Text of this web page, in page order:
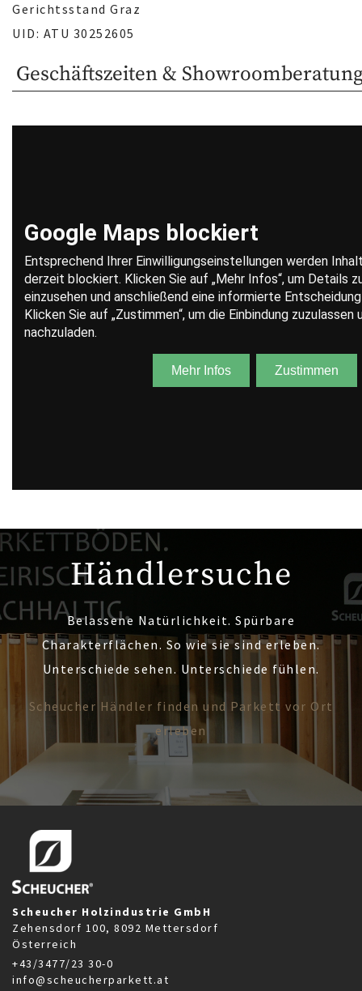
Gerichtsstand Graz
UID: ATU 30252605
Geschäftszeiten &
Händlersuche
Belassene Natürlichkeit. Spürbare
Charakterflächen. So wie sie sind erleben.
Unterschiede sehen. Unterschiede fühlen.
Scheucher Händler finden und Parkett vor Ort
erleben
Scheucher Holzindustrie GmbH
Zehensdorf 100, 8092 Mettersdorf
Österreich
+43/3477/23 30-0
info@scheucherparkett.at